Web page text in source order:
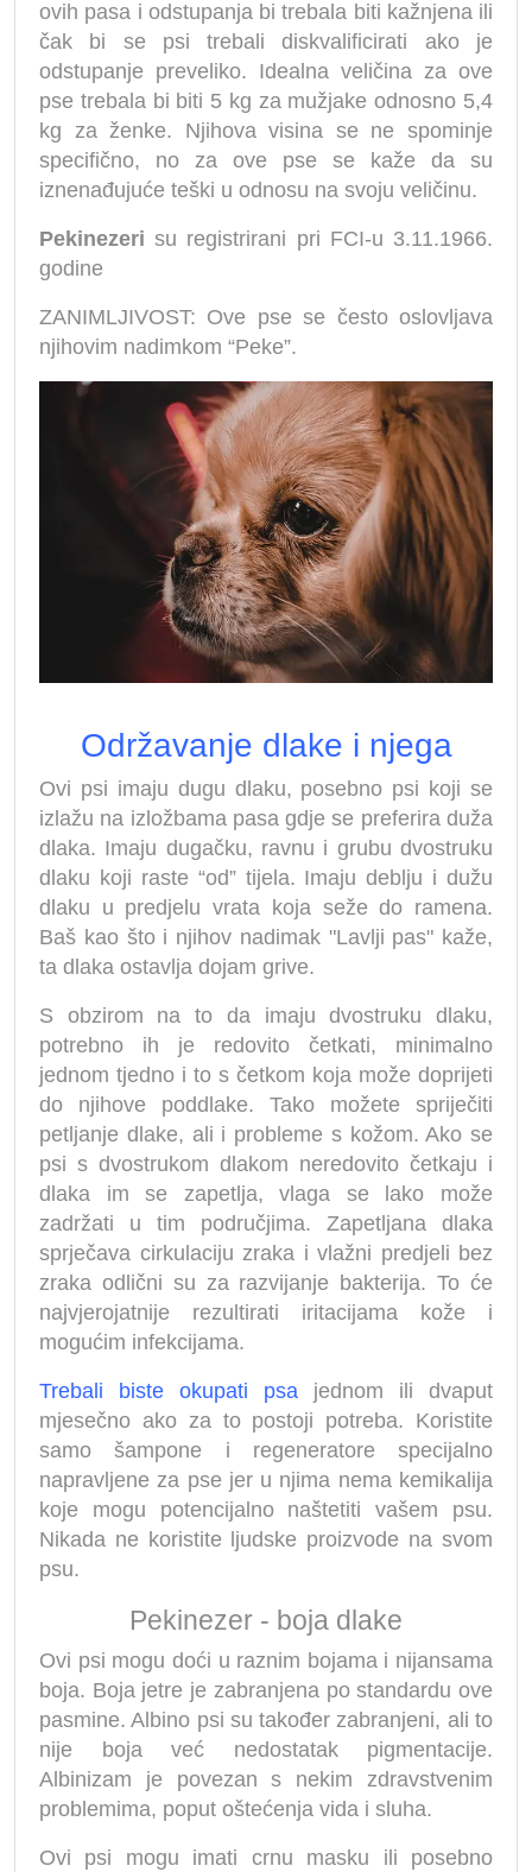
ovih pasa i odstupanja bi trebala biti kažnjena ili
čak bi se psi trebali diskvalificirati ako je
odstupanje preveliko. Idealna veličina za ove
pse trebala bi biti 5 kg za mužjake odnosno 5,4
kg za ženke. Njihova visina se ne spominje
specifično, no za ove pse se kaže da su
iznenađujuće teški u odnosu na svoju veličinu.
Pekinezeri su registrirani pri FCI-u 3.11.1966.
godine
ZANIMLJIVOST: Ove pse se često oslovljava
njihovim nadimkom “Peke”.
Održavanje dlake i njega
Ovi psi imaju dugu dlaku, posebno psi koji se
izlažu na izložbama pasa gdje se preferira duža
dlaka. Imaju dugačku, ravnu i grubu dvostruku
dlaku koji raste “od” tijela. Imaju deblju i dužu
dlaku u predjelu vrata koja seže do ramena.
Baš kao što i njihov nadimak "Lavlji pas" kaže,
ta dlaka ostavlja dojam grive.
S obzirom na to da imaju dvostruku dlaku,
potrebno ih je redovito četkati, minimalno
jednom tjedno i to s četkom koja može doprijeti
do njihove poddlake. Tako možete spriječiti
petljanje dlake, ali i probleme s kožom. Ako se
psi s dvostrukom dlakom neredovito četkaju i
dlaka im se zapetlja, vlaga se lako može
zadržati u tim područjima. Zapetljana dlaka
sprječava cirkulaciju zraka i vlažni predjeli bez
zraka odlični su za razvijanje bakterija. To će
najvjerojatnije rezultirati iritacijama kože i
mogućim infekcijama.
Trebali biste okupati psa
jednom ili dvaput
mjesečno ako za to postoji potreba. Koristite
samo šampone i regeneratore specijalno
napravljene za pse jer u njima nema kemikalija
koje mogu potencijalno naštetiti vašem psu.
Nikada ne koristite ljudske proizvode na svom
psu.
Pekinezer - boja dlake
Ovi psi mogu doći u raznim bojama i nijansama
boja. Boja jetre je zabranjena po standardu ove
pasmine. Albino psi su također zabranjeni, ali to
nije boja već nedostatak pigmentacije.
Albinizam je povezan s nekim zdravstvenim
problemima, poput oštećenja vida i sluha.
Ovi psi mogu imati crnu masku ili posebno